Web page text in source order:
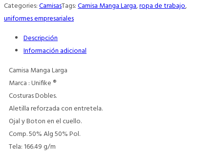
Categories:CamisasTags:Camisa Manga Larga,ropa de trabajo,
uniformes empresariales
Descripción
Información adicional
Camisa Manga Larga
Marca : Unifike ®
Costuras Dobles.
Aletilla reforzada con entretela.
Ojal y Boton en el cuello.
Comp. 50% Alg 50% Pol.
Tela: 166.49 g/m